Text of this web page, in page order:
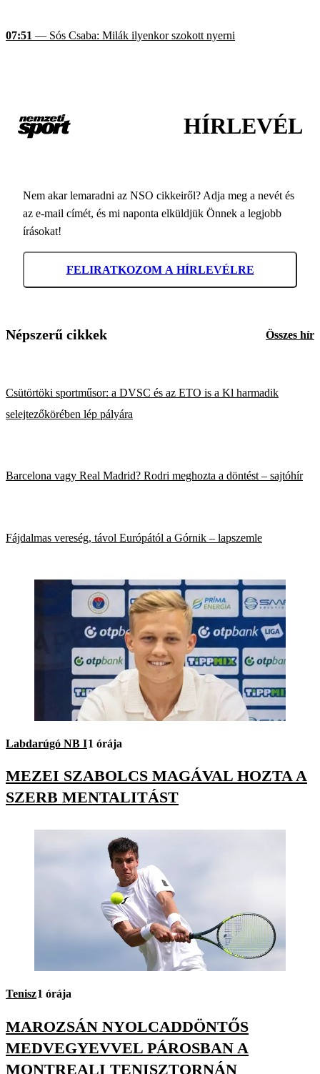
07:51 — Sós Csaba: Milák ilyenkor szokott nyerni
HÍRLEVÉL
Nem akar lemaradni az NSO cikkeiről? Adja meg a nevét és
az e-mail címét, és mi naponta elküldjük Önnek a legjobb
írásokat!
FELIRATKOZOM A HÍRLEVÉLRE
Népszerű cikkek Összes hír
Csütörtöki sportműsor: a DVSC és az ETO is a Kl harmadik
selejtezőkörében lép pályára
Barcelona vagy Real Madrid? Rodri meghozta a döntést – sajtóhír
Fájdalmas vereség, távol Európától a Górnik – lapszemle
Labdarúgó NB I1 órája
MEZEI SZABOLCS MAGÁVAL HOZTA A
SZERB MENTALITÁST
Tenisz1 órája
MAROZSÁN NYOLCADDÖNTŐS
MEDVEGYEVVEL PÁROSBAN A
MONTREALI TENISZTORNÁN